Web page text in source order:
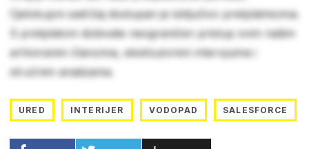
Cjelokupni sadržaj dostupan je isključivo pretplatnicima.
S pretplatom dobivate neograničen pristup svim našim
arhiviranim člancima, ekskluzivnim intervjuima i
stručnim analizama.
URED INTERIJER VODOPAD SALESFORCE